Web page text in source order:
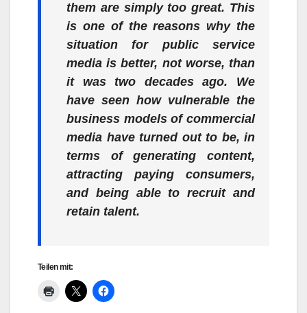
them are simply too great. This
is one of the reasons why the
situation for public service
media is better, not worse, than
it was two decades ago. We
have seen how vulnerable the
business models of commercial
media have turned out to be, in
terms of generating content,
attracting paying consumers,
and being able to recruit and
retain talent.
Teilen mit: